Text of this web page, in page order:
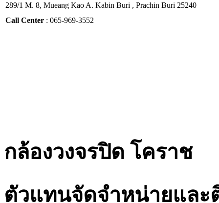
289/1 M. 8, Mueang Kao A. Kabin Buri , Prachin Buri 25240
Call Center : 065-969-3552
กล้องวงจรปิด โคราช
ตัวแทนจัดจำหน่ายและ